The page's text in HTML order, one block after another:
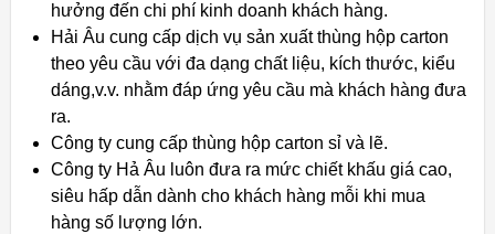
hưởng đến chi phí kinh doanh khách hàng.
Hải Âu cung cấp dịch vụ sản xuất thùng hộp carton
theo yêu cầu với đa dạng chất liệu, kích thước, kiểu
dáng,v.v. nhằm đáp ứng yêu cầu mà khách hàng đưa
ra.
Công ty cung cấp thùng hộp carton sỉ và lẽ.
Công ty Hả Âu luôn đưa ra mức chiết khấu giá cao,
siêu hấp dẫn dành cho khách hàng mỗi khi mua
hàng số lượng lớn.